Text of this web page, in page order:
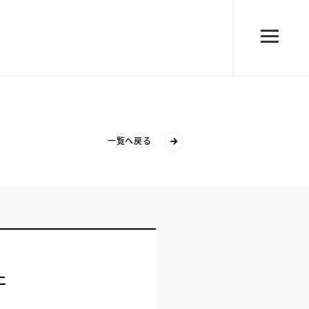
一覧へ戻る